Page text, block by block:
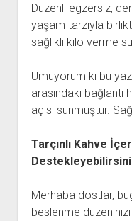
Düzenli egzersiz,
yaşam tarzıyla
sağlıklı kilo verme
Umuyorum ki bu
arasındaki bağlantı
açısı sunmuştur.
Tarçınlı Kahve
Merhaba dostlar,
beslenme